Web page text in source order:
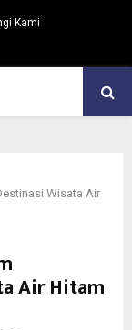
Kami
Wisata Air
Air Hitam